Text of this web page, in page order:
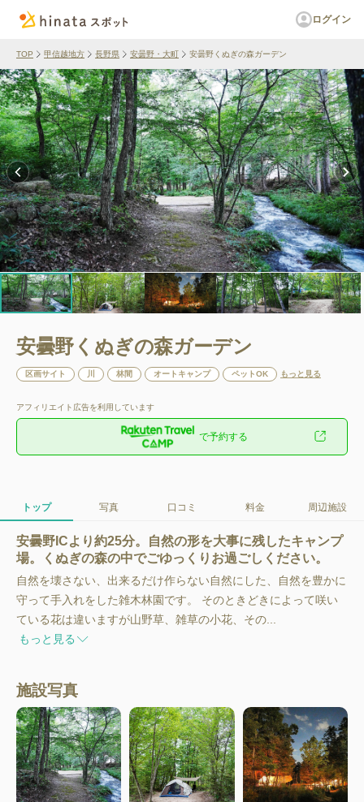
ログイン
TOP 甲信越地方 長野県 安曇野・大町 安曇野くぬぎの森ガーデン
安曇野くぬぎの森ガーデン
区画サイト 林間 オートキャンプ ペットOK もっと見る
アフィリエイト広告を利用しています
で予約する
トップ 写真 口コミ 料金 周辺施設
安曇野ICより約25分。自然の形を大事に残したキャンプ
場。くぬぎの森の中でごゆっくりお過ごしください。
自然を壊さない、出来るだけ作らない自然にした、自然を豊かに
守って手入れをした雑木林園です。 そのときどきによって咲い
ている花は違いますが山野草、雑草の小花、その...
もっと見る
施設写真